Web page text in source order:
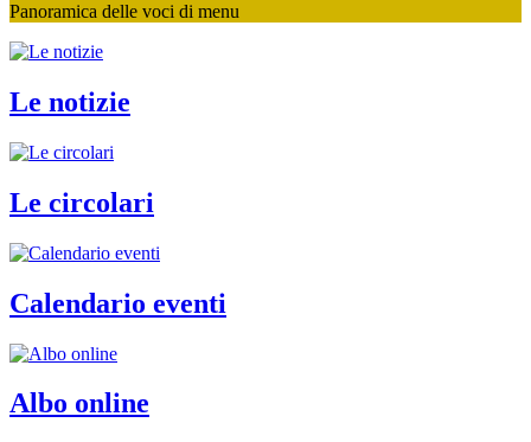
Panoramica delle voci di menu
Le notizie
Le circolari
Calendario eventi
Albo online